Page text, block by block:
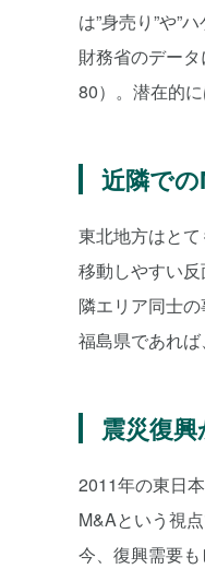
は”身売り”や”
財務省のデー
80）。潜在的
近隣で
東北地方はと
移動しやすい
隣エリア同士
福島県であれば
震災復
2011年の東日
M&Aという視
今、復興需要